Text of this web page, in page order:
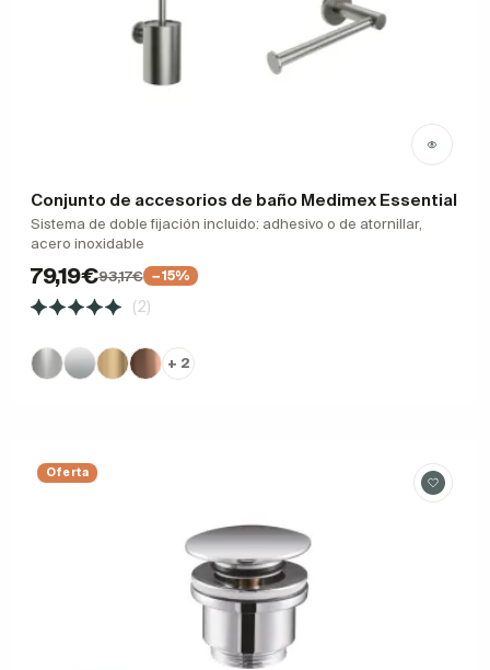
Conjunto de accesorios de baño Medimex Essential
Sistema de doble fijación incluido: adhesivo o de atornillar,
acero inoxidable
79,19€93,17€ −15%
(2)
+ 2
Oferta